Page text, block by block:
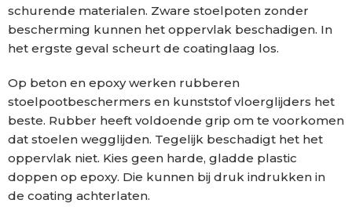
schurende materialen. Zware stoelpoten zonder
bescherming kunnen het oppervlak beschadigen. In
het ergste geval scheurt de coatinglaag los.
Op beton en epoxy werken rubberen
stoelpootbeschermers en kunststof vloerglijders het
beste. Rubber heeft voldoende grip om te voorkomen
dat stoelen wegglijden. Tegelijk beschadigt het het
oppervlak niet. Kies geen harde, gladde plastic
doppen op epoxy. Die kunnen bij druk indrukken in
de coating achterlaten.